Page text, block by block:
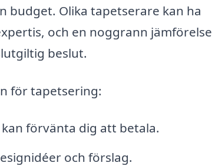
budget. Olika tapetserare kan ha
och en noggrann jämförelse
beslut.
för tapetsering:
förvänta dig att betala.
och förslag.